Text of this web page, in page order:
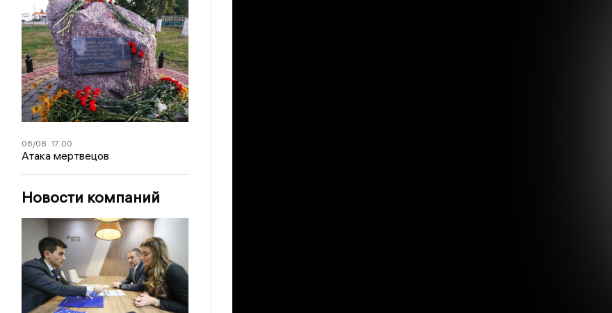
06/08 17:00
Атака мертвецов
Новости компаний